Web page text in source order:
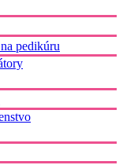
pedikúru